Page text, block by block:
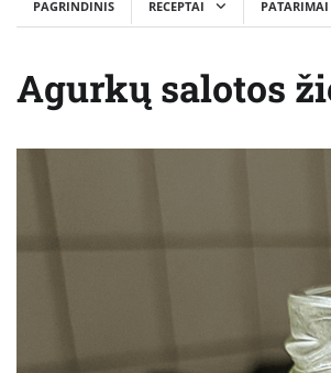
PAGRINDINIS RECEPTAI PATARIMAI
Agurkų salotos